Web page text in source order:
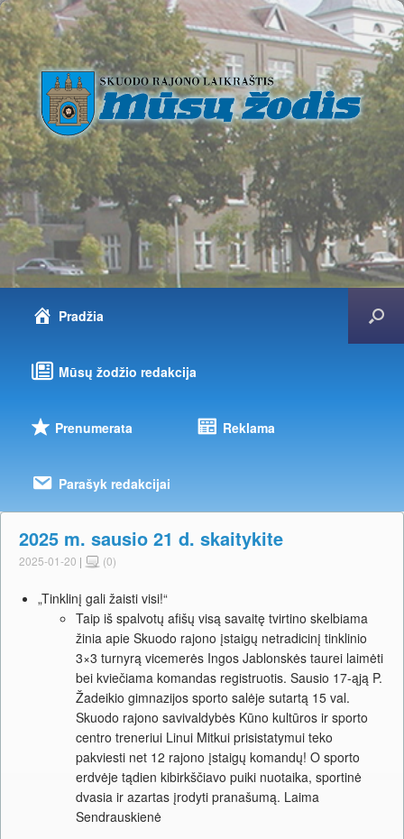
Pradžia
Mūsų žodžio redakcija
Prenumerata Reklama
Parašyk redakcijai
2025 m. sausio 21 d. skaitykite
2025-01-20 | (0)
„Tinklinį gali žaisti visi!“
Taip iš spalvotų afišų visą savaitę tvirtino skelbiama
žinia apie Skuodo rajono įstaigų netradicinį tinklinio
3×3 turnyrą vicemerės Ingos Jablonskės taurei laimėti
bei kviečiama komandas registruotis. Sausio 17-ąją P.
Žadeikio gimnazijos sporto salėje sutartą 15 val.
Skuodo rajono savivaldybės Kūno kultūros ir sporto
centro treneriui Linui Mitkui prisistatymui teko
pakviesti net 12 rajono įstaigų komandų! O sporto
erdvėje tądien kibirkščiavo puiki nuotaika, sportinė
dvasia ir azartas įrodyti pranašumą. Laima
Sendrauskienė